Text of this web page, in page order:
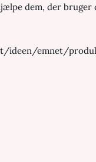
dem, der
ideen/emnet/